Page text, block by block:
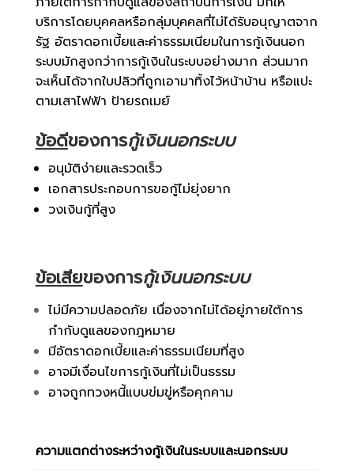
บริการโดยบุคคลหรือกลุ่มบุคคลที่ไม่ได้รับอนุญาตจาก
รัฐ อัตราดอกเบี้ยและค่าธรรมเนียมในการกู้เงินนอก
ระบบมักสูงกว่าการกู้เงินในระบบอย่างมาก ส่วนมาก
จะเห็นได้จากใบปลิวที่ถูกเอามาทิ้งไว้หน้าบ้าน หรือแปะ
ตามเสาไฟฟ้า ป้ายรถเมย์
ข้อดีของการกู้เงินนอกระบบ
อนุมัติง่ายและรวดเร็ว
เอกสารประกอบการขอกู้ไม่ยุ่งยาก
วงเงินกู้ที่สูง
ข้อเสียของการกู้เงินนอกระบบ
ไม่มีความปลอดภัย เนื่องจากไม่ได้อยู่ภายใต้การ
กำกับดูแลของกฎหมาย
มีอัตราดอกเบี้ยและค่าธรรมเนียมที่สูง
อาจมีเงื่อนไขการกู้เงินที่ไม่เป็นธรรม
อาจถูกทวงหนี้แบบข่มขู่หรือคุกคาม
ความแตกต่างระหว่างกู้เงินในระบบและนอกระบบ